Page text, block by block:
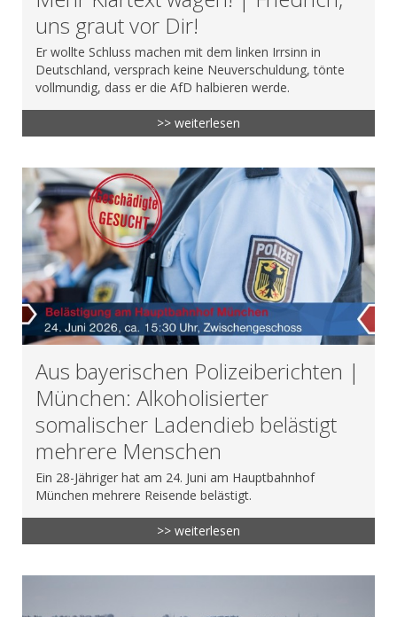
uns graut vor Dir!
Er wollte Schluss machen mit dem linken Irrsinn in
Deutschland, versprach keine Neuverschuldung, tönte
vollmundig, dass er die AfD halbieren werde.
>> weiterlesen
Aus bayerischen Polizeiberichten |
München: Alkoholisierter
somalischer Ladendieb belästigt
mehrere Menschen
Ein 28-Jähriger hat am 24. Juni am Hauptbahnhof
München mehrere Reisende belästigt.
>> weiterlesen